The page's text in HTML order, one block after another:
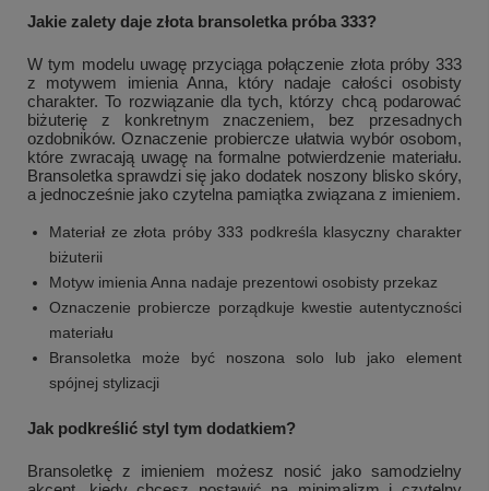
Jakie zalety daje złota bransoletka próba 333?
W tym modelu uwagę przyciąga połączenie złota próby 333
z motywem imienia Anna, który nadaje całości osobisty
charakter. To rozwiązanie dla tych, którzy chcą podarować
biżuterię z konkretnym znaczeniem, bez przesadnych
ozdobników. Oznaczenie probiercze ułatwia wybór osobom,
które zwracają uwagę na formalne potwierdzenie materiału.
Bransoletka sprawdzi się jako dodatek noszony blisko skóry,
a jednocześnie jako czytelna pamiątka związana z imieniem.
Materiał ze złota próby 333 podkreśla klasyczny charakter
biżuterii
Motyw imienia Anna nadaje prezentowi osobisty przekaz
Oznaczenie probiercze porządkuje kwestie autentyczności
materiału
Bransoletka może być noszona solo lub jako element
spójnej stylizacji
Jak podkreślić styl tym dodatkiem?
Bransoletkę z imieniem możesz nosić jako samodzielny